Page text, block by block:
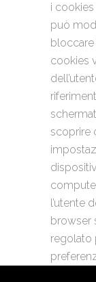
i
può
bloccare
cookies
scoprire
l’utente
browser
regolato